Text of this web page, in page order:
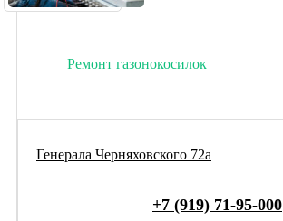
Ремонт газонокосилок
Генерала Черняховского 72а
+7 (919) 71-95-000